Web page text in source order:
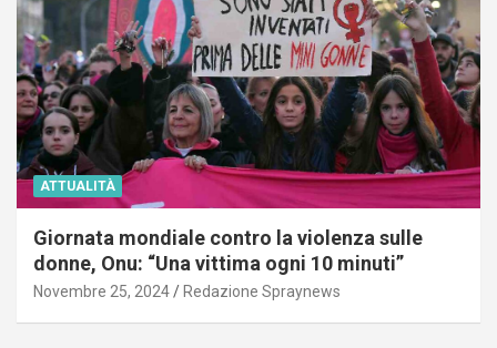
ATTUALITÀ
Giornata mondiale contro la violenza sulle
donne, Onu: “Una vittima ogni 10 minuti”
Novembre 25, 2024 Redazione Spraynews